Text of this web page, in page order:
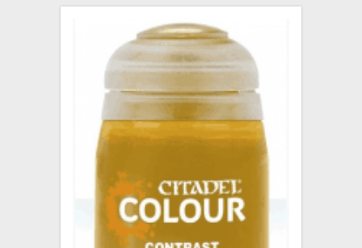
XZONE KLUB